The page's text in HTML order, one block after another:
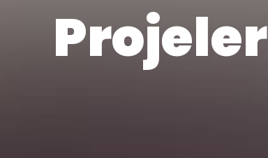
Projeler